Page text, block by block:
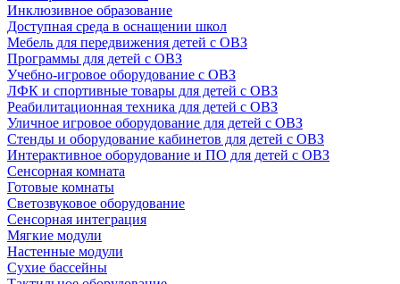
Инклюзивное образование
Доступная среда в оснащении школ
Мебель для передвижения детей с ОВЗ
Программы для детей с ОВЗ
Учебно-игровое оборудование с ОВЗ
ЛФК и спортивные товары для детей с ОВЗ
Реабилитационная техника для детей с ОВЗ
Уличное игровое оборудование для детей с ОВЗ
Стенды и оборудование кабинетов для детей с ОВЗ
Интерактивное оборудование и ПО для детей с ОВЗ
Сенсорная комната
Готовые комнаты
Светозвуковое оборудование
Сенсорная интеграция
Мягкие модули
Настенные модули
Сухие бассейны